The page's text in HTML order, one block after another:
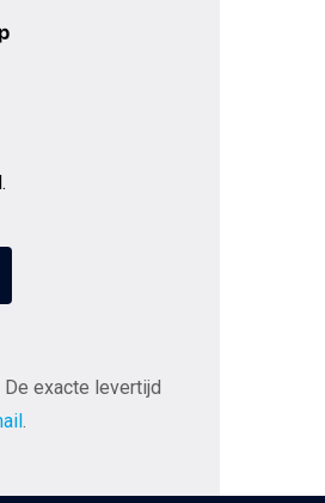
exacte levertijd
.